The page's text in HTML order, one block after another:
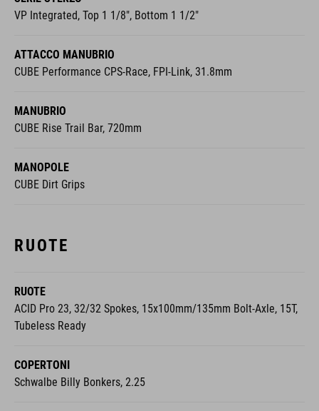
VP Integrated, Top 1 1/8", Bottom 1 1/2"
ATTACCO MANUBRIO
CUBE Performance CPS-Race, FPI-Link, 31.8mm
MANUBRIO
CUBE Rise Trail Bar, 720mm
MANOPOLE
CUBE Dirt Grips
RUOTE
RUOTE
ACID Pro 23, 32/32 Spokes, 15x100mm/135mm Bolt-Axle, 15T,
Tubeless Ready
COPERTONI
Schwalbe Billy Bonkers, 2.25